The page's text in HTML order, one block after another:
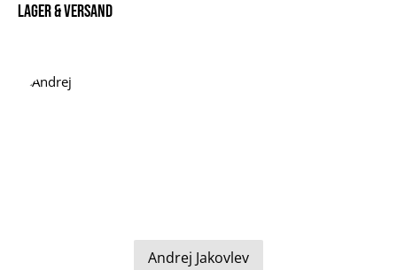
Lager & Versand
Andrej Jakovlev